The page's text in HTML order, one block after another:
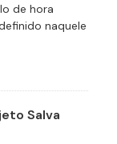
de hora
naquele
Salva